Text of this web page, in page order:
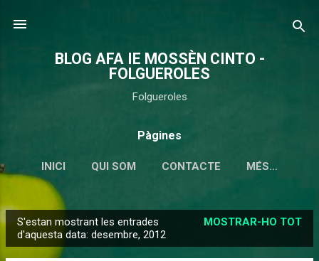
BLOG AFA IE MOSSÈN CINTO -
FOLGUEROLES
Folgueroles
Pàgines
INICI QUI SOM CONTACTE MÉS…
n
S'estan mostrant les entrades
d'aquesta data: desembre, 2012
MOSTRAR-HO TOT